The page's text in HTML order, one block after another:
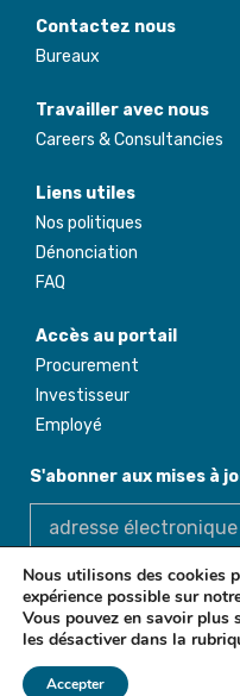
Contactez nous
Bureaux
Travailler avec nous
Careers & Consultancies
Liens utiles
Nos politiques
Dénonciation
FAQ
Accès au portail
Procurement
Investisseur
Employé
S'abonner aux mises à
© 2026 Africa Enterprise
Nous utilisons des cookies
expérience possible sur
Vous pouvez en savoir
les désactiver dans la
Accepter